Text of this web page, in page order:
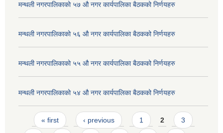
मन्थली नगरपालिकाको ५७ औ नगर कार्यपालिका बैठकको निर्णयहरु
मन्थली नगरपालिकाको ५६ औ नगर कार्यपालिका बैठकको निर्णयहरु
मन्थली नगरपालिकाको ५५ औ नगर कार्यपालिका बैठकको निर्णयहरु
मन्थली नगरपालिकाको ५४ औ नगर कार्यपालिका बैठकको निर्णयहरु
Pages
« first ‹ previous 1 2 3